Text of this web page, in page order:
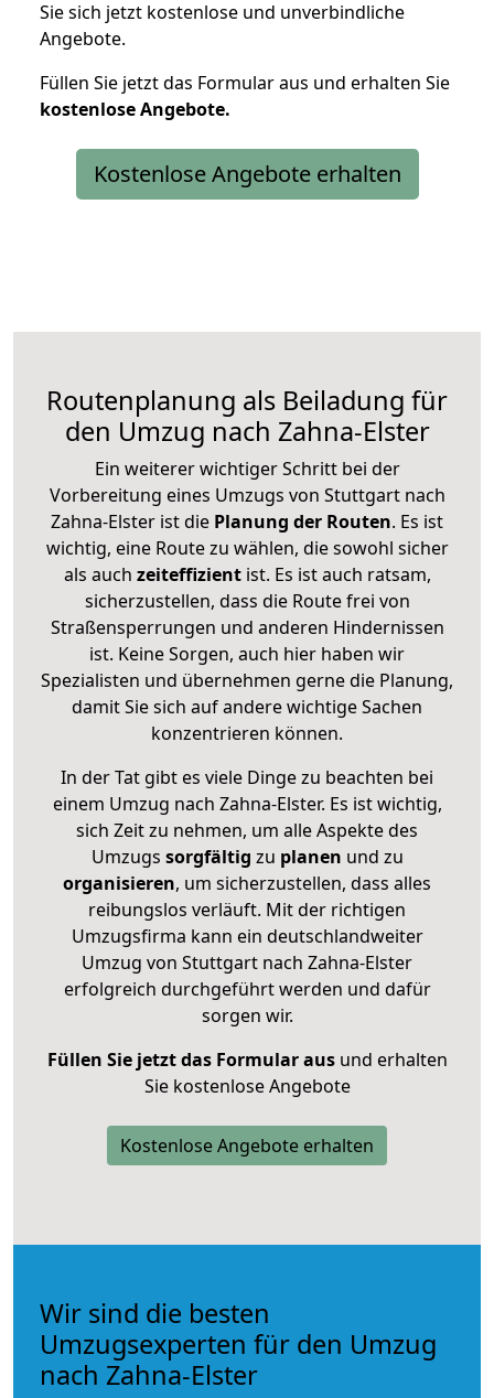
Sie sich jetzt kostenlose und unverbindliche
Angebote.
Füllen Sie jetzt das Formular aus und erhalten Sie
kostenloseAngebote.
Kostenlose Angebote erhalten
Routenplanung als Beiladung für
den Umzug nach Zahna-Elster
Ein weiterer wichtiger Schritt bei der
Vorbereitung eines Umzugs von Stuttgart nach
Zahna-Elster ist die Planung der Routen. Es ist
wichtig, eine Route zu wählen, die sowohl sicher
als auch zeiteffizientist. Es ist auch ratsam,
sicherzustellen, dass die Route frei von
Straßensperrungen und anderen Hindernissen
ist. Keine Sorgen, auch hier haben wir
Spezialisten und übernehmen gerne die Planung,
damit Sie sich auf andere wichtige Sachen
konzentrieren können.
In der Tat gibt es viele Dinge zu beachten bei
einem Umzug nach Zahna-Elster. Es ist wichtig,
sich Zeit zu nehmen, um alle Aspekte des
Umzugs sorgfältig zu planen und zu
organisieren, um sicherzustellen, dass alles
reibungslos verläuft. Mit der richtigen
Umzugsfirma kann ein deutschlandweiter
Umzug von Stuttgart nach Zahna-Elster
erfolgreich durchgeführt werden und dafür
sorgen wir.
Füllen Sie jetzt das Formular ausund erhalten
Sie kostenlose Angebote
Kostenlose Angebote erhalten
Wir sind die besten
Umzugsexperten für den Umzug
nach Zahna-Elster